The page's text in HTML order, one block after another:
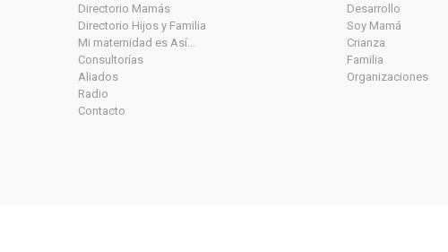
Directorio Mamás
Directorio Hijos y Familia
Mi maternidad es Así…
Consultorías
Aliados
Radio
Contacto
Desarrollo
Soy Mamá
Crianza
Familia
Organizaciones